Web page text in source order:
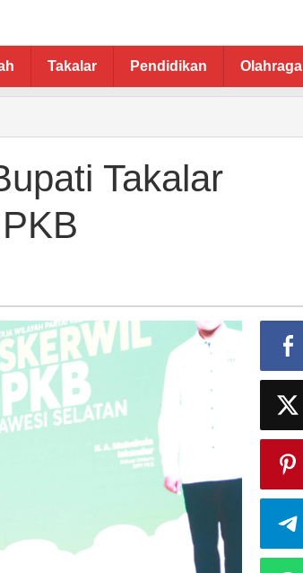
Takalar Pendidikan Olahraga
Takalar